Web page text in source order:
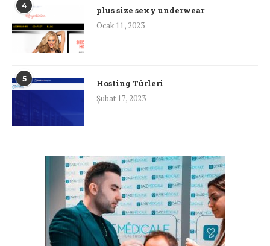
4
plus size sexy underwear
Ocak 11, 2023
5
Hosting Türleri
Şubat 17, 2023